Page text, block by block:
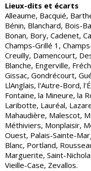
Lieux-dits et écarts
Alleaume, Bacquié,
Bénin, Blanchard, Bois-
Bonan, Bory, Cadenet,
Champs-Grillé 1,
Creuilly, Damencourt,
Blanche, Engerville,
Gissac, Gondrécourt,
LlAnglais, l'Autre-Bord,
Fontaine, la Mineure, la
Laribotte, Lauréal,
Mahaudière, Malescot,
Méthiviers, Monplaisir,
Ouest, Palais-Sainte-
Blanc, Portland,
Marguerite, Saint-
Vieille-Case, Zevallos.